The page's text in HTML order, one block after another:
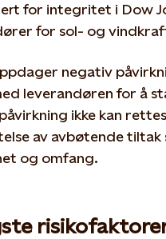
for integritet i Dow
for sol- og
negativ
leverandøren for å
ikke kan
av avbøtende
og omfang.